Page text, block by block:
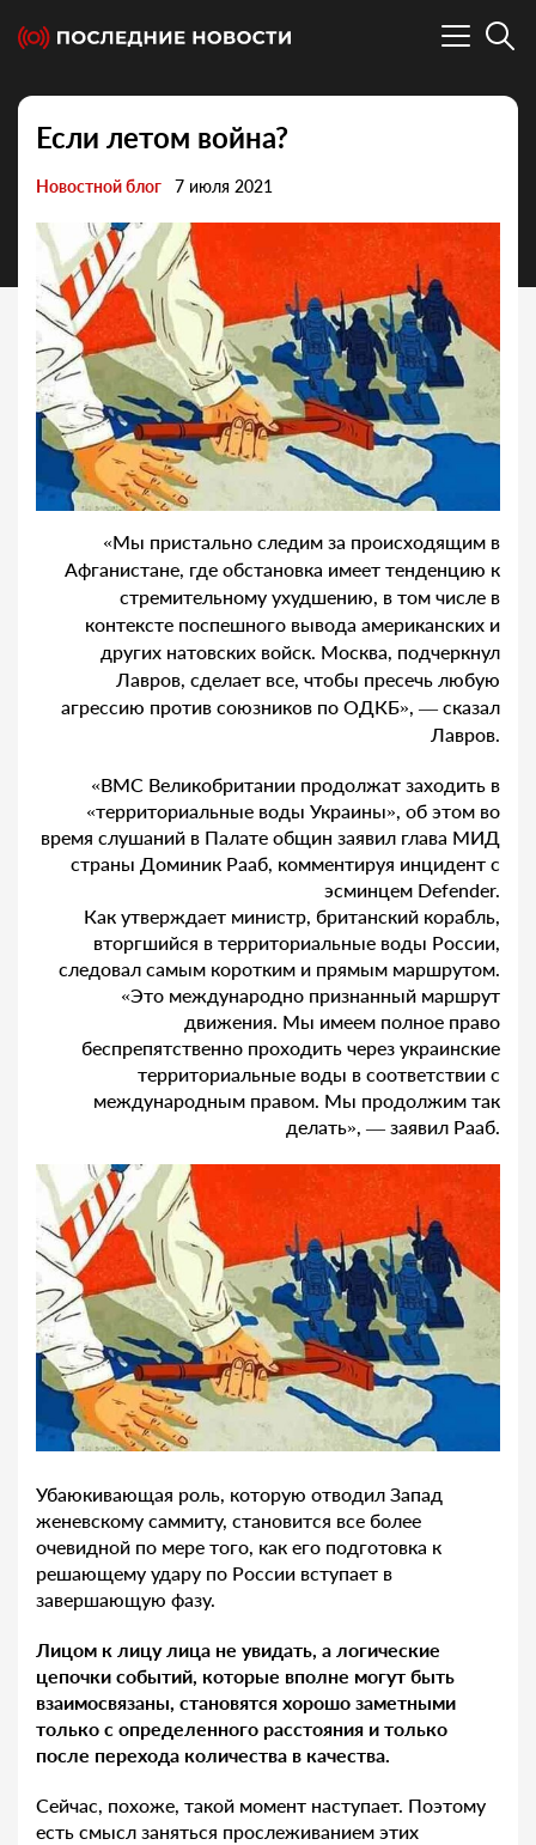
Если летом война?
Новостной блог 7 июля 2021
«Мы пристально следим за происходящим в
Афганистане, где обстановка имеет тенденцию к
стремительному ухудшению, в том числе в
контексте поспешного вывода американских и
других натовских войск. Москва, подчеркнул
Лавров, сделает все, чтобы пресечь любую
агрессию против союзников по ОДКБ», — сказал
Лавров.
«ВМС Великобритании продолжат заходить в
«территориальные воды Украины», об этом во
время слушаний в Палате общин заявил глава МИД
страны Доминик Рааб, комментируя инцидент с
эсминцем Defender.
Как утверждает министр, британский корабль,
вторгшийся в территориальные воды России,
следовал самым коротким и прямым маршрутом.
«Это международно признанный маршрут
движения. Мы имеем полное право
беспрепятственно проходить через украинские
территориальные воды в соответствии с
международным правом. Мы продолжим так
делать», — заявил Рааб.
Убаюкивающая роль, которую отводил Запад
женевскому саммиту, становится все более
очевидной по мере того, как его подготовка к
решающему удару по России вступает в
завершающую фазу.
Лицом к лицу лица не увидать, а логические
цепочки событий, которые вполне могут быть
взаимосвязаны, становятся хорошо заметными
только с определенного расстояния и только
после перехода количества в качества.
Сейчас, похоже, такой момент наступает. Поэтому
есть смысл заняться прослеживанием этих